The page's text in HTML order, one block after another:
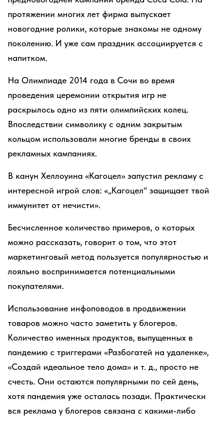
протяжении многих лет фирма выпускает
новогодние ролики, которые знакомы не одному
поколению. И уже сам праздник ассоциируется с
напитком.
На Олимпиаде 2014 года в Сочи во время
проведения церемонии открытия игр не
раскрылось одно из пяти олимпийских колец.
Впоследствии символику с одним закрытым
кольцом использовали многие бренды в своих
рекламных кампаниях.
В канун Хеллоуина «Кагоцел» запустил рекламу с
интересной игрой слов: «„Кагоцел“ защищает твой
иммунитет от нечисти».
Бесчисленное количество примеров, о которых
можно рассказать, говорит о том, что этот
маркетинговый метод пользуется популярностью и
лояльно воспринимается потенциальными
покупателями.
Использование инфоповодов в продвижении
товаров можно часто заметить у блогеров.
Количество именных продуктов, выпущенных в
пандемию с триггерами «Разбогатей на удаленке»,
«Создай идеальное тело дома» и т. д., просто не
счесть. Они остаются популярными по сей день,
хотя пандемия уже осталась позади. Практически
вся реклама у блогеров связана с какими-либо